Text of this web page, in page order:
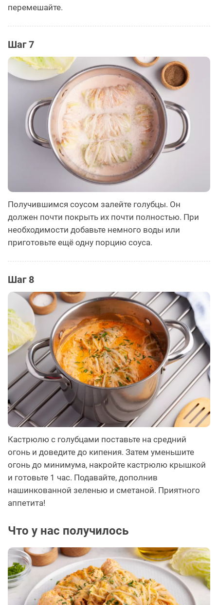
перемешайте.
Шаг 7
Получившимся соусом залейте голубцы. Он
должен почти покрыть их почти полностью. При
необходимости добавьте немного воды или
приготовьте ещё одну порцию соуса.
Шаг 8
Кастрюлю с голубцами поставьте на средний
огонь и доведите до кипения. Затем уменьшите
огонь до минимума, накройте кастрюлю крышкой
и готовьте 1 час. Подавайте, дополнив
нашинкованной зеленью и сметаной. Приятного
аппетита!
Что у нас получилось